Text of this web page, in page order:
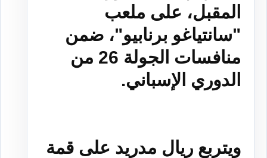
المقبل، على ملعب
"سانتياغو برنابيو"، ضمن
منافسات الجولة 26 من
الدوري الإسباني.
ويتربع ريال مدريد على قمة